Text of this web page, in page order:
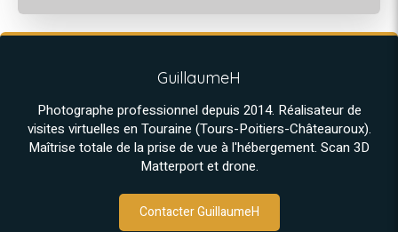
GuillaumeH
Photographe professionnel depuis 2014. Réalisateur de
visites virtuelles en Touraine (Tours-Poitiers-Châteauroux).
Maîtrise totale de la prise de vue à l'hébergement. Scan 3D
Matterport et drone.
Contacter GuillaumeH